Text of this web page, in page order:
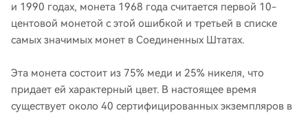
и 1990 годах, монета 1968 года считается первой 10-
центовой монетой с этой ошибкой и третьей в списке
самых значимых монет в Соединенных Штатах.
Эта монета состоит из 75% меди и 25% никеля, что
придает ей характерный цвет. В настоящее время
существует около 40 сертифицированных экземпляров в